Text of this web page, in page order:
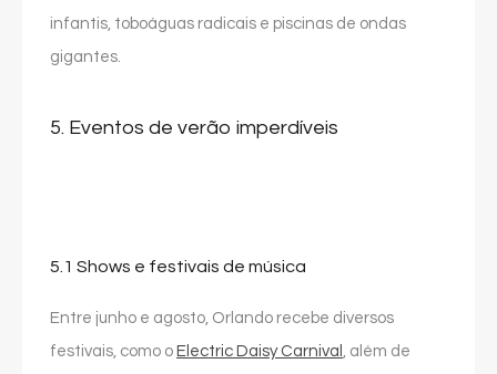
infantis, toboáguas radicais e piscinas de ondas
gigantes.
5. Eventos de verão imperdíveis
5.1 Shows e festivais de música
Entre junho e agosto, Orlando recebe diversos
festivais, como o Electric Daisy Carnival
, além de